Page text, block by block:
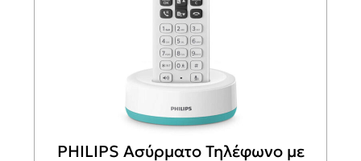
PHILIPS Ασύρματο Τηλέφωνο με